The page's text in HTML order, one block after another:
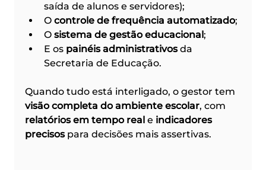
saída de alunos e servidores);
O controle de frequência automatizado;
O sistema de gestão educacional;
E os painéis administrativos da
Secretaria de Educação.
Quando tudo está interligado, o gestor tem
visão completa do ambiente escolar, com
relatórios em tempo real e indicadores
precisos para decisões mais assertivas.